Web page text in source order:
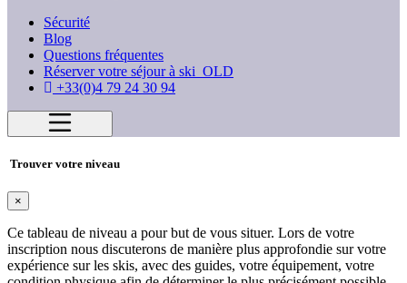
Sécurité
Blog
Questions fréquentes
Réserver votre séjour à ski_OLD
+33(0)4 79 24 30 94
Trouver votre niveau
×
Ce tableau de niveau a pour but de vous situer. Lors de votre
inscription nous discuterons de manière plus approfondie sur votre
expérience sur les skis, avec des guides, votre équipement, votre